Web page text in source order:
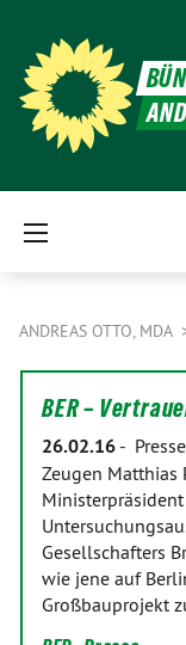
ANDREAS OTTO, MDA
BER –
26.02.16 -
Zeugen Matthias
Gesellschafters
wie jene auf
Großbauprojekt